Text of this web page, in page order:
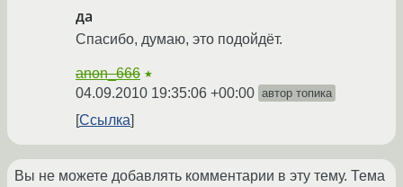
да
Спасибо, думаю, это подойдёт.
anon_666 ★
04.09.2010 19:35:06 +00:00 автор топика
Ссылка
Вы не можете добавлять комментарии в эту тему. Тема